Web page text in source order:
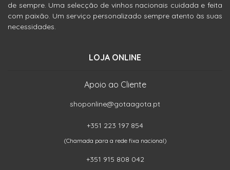
de sempre. Uma selecção de vinhos nacionais cuidada e feita
com paixão. Um serviço personalizado sempre atento às suas
necessidades.
LOJA ONLINE
Apoio ao Cliente
shoponline@gotaagota.pt
+351 223 197 854
(Chamada para a rede fixa nacional)
+351 915 808 042